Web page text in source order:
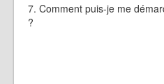
7. Comment puis-je me
?